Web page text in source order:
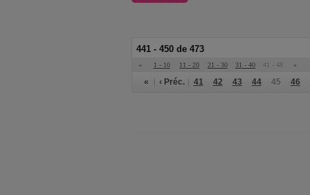
441 - 450 de 473
« 1 - 10 11 - 20 21 - 30 31 - 40 41 - 48 »
« ‹ Préc. 41 42 43 44 45 46